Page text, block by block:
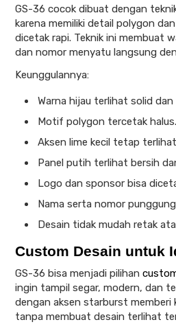
GS-36 cocok dibuat dengan
karena memiliki detail polygon
dicetak rapi. Teknik ini membuat
dan nomor menyatu langsung
Keunggulannya:
Warna hijau terlihat solid dan
Motif polygon tercetak halus.
Aksen lime kecil tetap
Panel putih terlihat bersih
Logo dan sponsor bisa
Nama serta nomor
Desain tidak mudah retak
Custom Desain untuk
GS-36 bisa menjadi pilihan
ingin tampil segar, modern, dan
dengan aksen starburst memberi
tanpa membuat desain terlihat